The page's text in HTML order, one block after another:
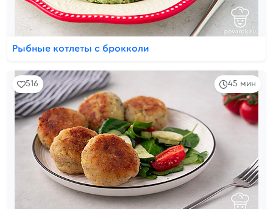
Рыбные котлеты с брокколи
45 мин
516